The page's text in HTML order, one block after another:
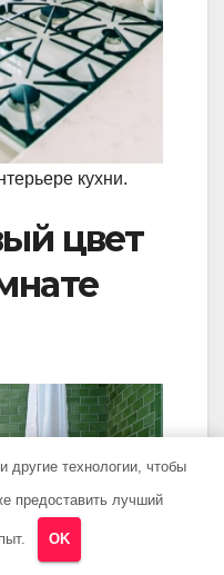
кухни.
цвет
другие технологии, чтобы
предоставить лучший
OK